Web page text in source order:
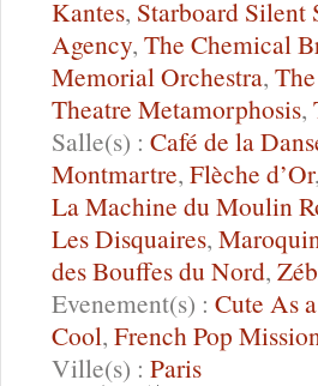
Kantes, Starboard Silent
Agency, The Chemical
Memorial Orchestra,
Theatre Metamorphosis,
Salle(s) : Café de la
Montmartre, Flèche d’Or,
La Machine du Moulin
Les Disquaires,
des Bouffes du Nord,
Evenement(s) : Cute As
Cool, French Pop
Ville(s) : Paris